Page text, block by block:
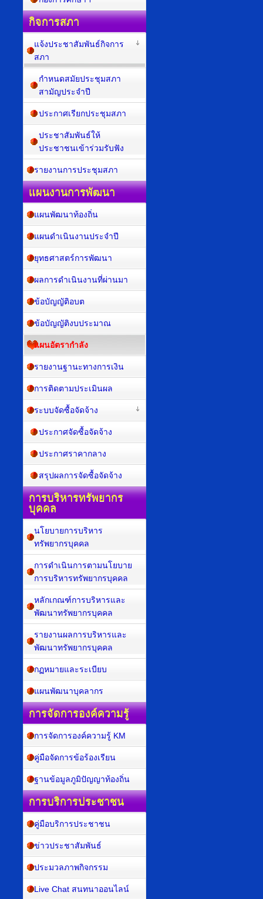
กิจการสภา
แจ้งประชาสัมพันธ์กิจการ
สภา
กำหนดสมัยประชุมสภา
สามัญประจำปี
ประกาศเรียกประชุมสภา
ประชาสัมพันธ์ให้
ประชาชนเข้าร่วมรับฟัง
รายงานการประชุมสภา
แผนงานการพัฒนา
แผนพัฒนาท้องถิ่น
แผนดำเนินงานประจำปี
ยุทธศาสตร์การพัฒนา
ผลการดำเนินงานที่ผ่านมา
ข้อบัญญัติอบต
ข้อบัญญัติงบประมาณ
แผนอัตรากำลัง
รายงานฐานะทางการเงิน
การติดตามประเมินผล
ระบบจัดซื้อจัดจ้าง
ประกาศจัดซื้อจัดจ้าง
ประกาศราคากลาง
สรุปผลการจัดซื้อจัดจ้าง
การบริหารทรัพยากร
บุคคล
นโยบายการบริหาร
ทรัพยากรบุคคล
การดำเนินการตามนโยบาย
การบริหารทรัพยากรบุคคล
หลักเกณฑ์การบริหารและ
พัฒนาทรัพยากรบุคคล
รายงานผลการบริหารและ
พัฒนาทรัพยากรบุคคล
กฏหมายและระเบียบ
แผนพัฒนาบุคลากร
การจัดการองค์ความรู้
การจัดการองค์ความรู้ KM
คู่มือจัดการข้อร้องเรียน
ฐานข้อมูลภูมิปัญญาท้องถิ่น
การบริการประชาชน
คู่มือบริการประชาชน
ข่าวประชาสัมพันธ์
ประมวลภาพกิจกรรม
Live Chat สนทนาออนไลน์